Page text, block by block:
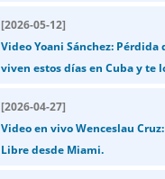
[2026-05-12]
Video Yoani Sánchez:
viven estos días en Cuba y te
[2026-04-27]
Video en vivo Wenceslau
Libre desde Miami.